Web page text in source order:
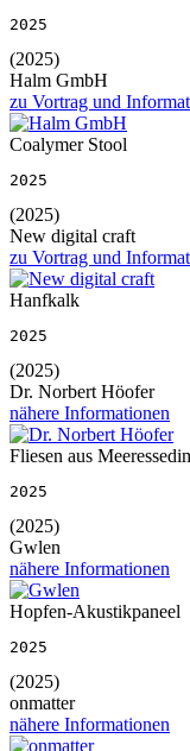
2025
(2025)
Halm GmbH
zu Vortrag und
Coalymer Stool
2025
(2025)
New digital craft
zu Vortrag und
Hanfkalk
2025
(2025)
Dr. Norbert Höofer
nähere Informationen
Fliesen aus
2025
(2025)
Gwlen
nähere Informationen
Hopfen-Akustikpaneel
2025
(2025)
onmatter
nähere Informationen